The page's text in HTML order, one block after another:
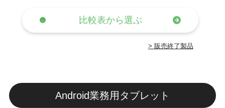
比較表から選ぶ
> 販売終了製品
Android業務用タブレット